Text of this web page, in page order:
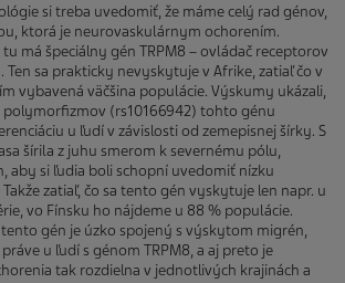
si treba uvedomiť, že máme celý rad génov,
ktorá je neurovaskulárnym ochorením.
má špeciálny gén TRPM8 – ovládač receptorov
Ten sa prakticky nevyskytuje v Afrike, zatiaľ čo v
vybavená väčšina populácie. Výskumy ukázali,
polymorfizmov (rs10166942) tohto génu
u ľudí v závislosti od zemepisnej šírky. S
šírila z juhu smerom k severnému pólu,
aby si ľudia boli schopní uvedomiť nízku
zatiaľ, čo sa tento gén vyskytuje len napr. u
vo Fínsku ho nájdeme u 88 % populácie.
tento gén je úzko spojený s výskytom migrén,
u ľudí s génom TRPM8, a aj preto je
tak rozdielna v jednotlivých krajinách a